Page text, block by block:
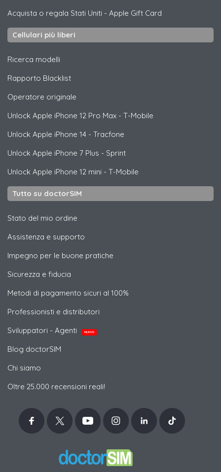
Acquista o regala Stati Uniti - Apple Gift Card
Cellulari più liberi
Ricerca modelli
Rapporto Blacklist
Operatore originale
Unlock Apple iPhone 12 Pro Max - T-Mobile
Unlock Apple iPhone 14 - Tracfone
Unlock Apple iPhone 7 Plus - Sprint
Unlock Apple iPhone 12 mini - T-Mobile
Tutto su doctorSIM
Stato del mio ordine
Assistenza e supporto
Impegno per le buone pratiche
Sicurezza e fiducia
Metodi di pagamento sicuri al 100%
Professionisti e distributori
Sviluppatori - Agenti
NUOVO
Blog doctorSIM
Chi siamo
Oltre 25.000 recensioni reali!